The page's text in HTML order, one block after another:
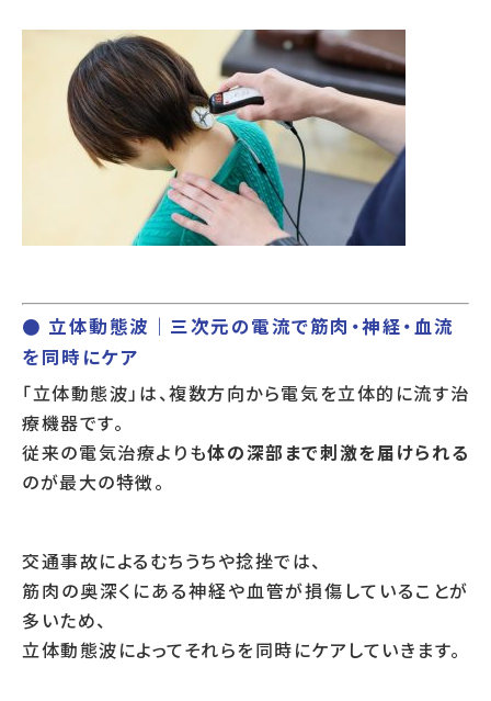
● 立体動態波｜三次元の電流で筋肉・神経・血流
を同時にケア
「立体動態波」は、複数方向から電気を立体的に流す治
療機器です。
従来の電気治療よりも体の深部まで刺激を届けられる
のが最大の特徴。
交通事故によるむちうちや捻挫では、
筋肉の奥深くにある神経や血管が損傷していることが
多いため、
立体動態波によってそれらを同時にケアしていきます。